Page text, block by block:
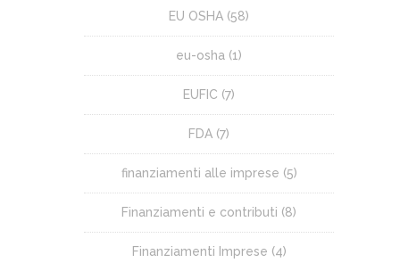
EU OSHA (58)
eu-osha (1)
EUFIC (7)
FDA (7)
finanziamenti alle imprese (5)
Finanziamenti e contributi (8)
Finanziamenti Imprese (4)